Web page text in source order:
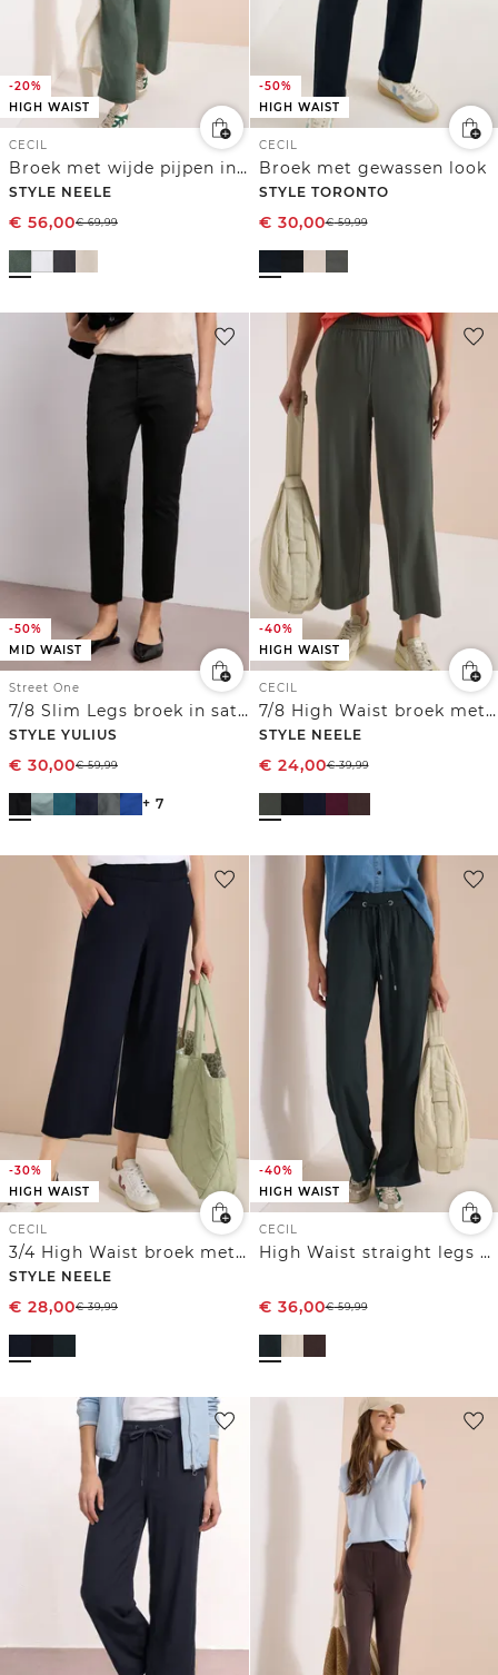
-20%
HIGH WAIST
CECIL
Broek met wijde pijpen in Loose Fit van linnenmix
STYLE NEELE
€ 56,00€69,99
-50%
HIGH WAIST
CECIL
Broek met gewassen look
STYLE TORONTO
€ 30,00€59,99
-50%
MID WAIST
Street One
7/8 Slim Legs broek in satijnlook
STYLE YULIUS
€ 30,00€59,99
+ 7
-40%
HIGH WAIST
CECIL
7/8 High Waist broek met wijde pijpen in Loose Fit
STYLE NEELE
€ 24,00€39,99
-30%
HIGH WAIST
CECIL
3/4 High Waist broek met wijde pijpen in Loose Fit
STYLE NEELE
€ 28,00€39,99
-40%
HIGH WAIST
CECIL
High Waist straight legs broek in Loose Fit
€ 36,00€59,99